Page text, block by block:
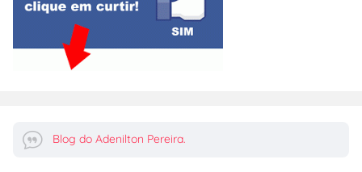
Blog do Adenilton Pereira.